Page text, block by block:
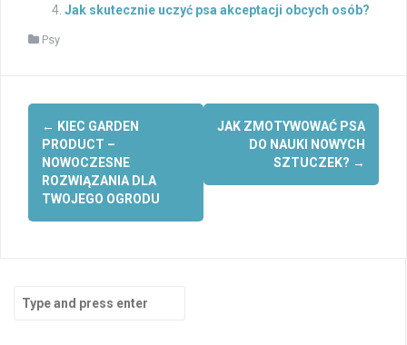
Jak skutecznie uczyć psa akceptacji obcych osób?
Psy
Post
navigation
← KIEC GARDEN
PRODUCT –
NOWOCZESNE
ROZWIĄZANIA DLA
TWOJEGO OGRODU
JAK ZMOTYWOWAĆ PSA
DO NAUKI NOWYCH
SZTUCZEK? →
for: